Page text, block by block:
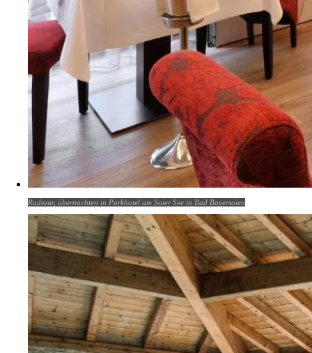
Radtour, übernachten in Parkhotel am Soier See in Bad Bayersoien